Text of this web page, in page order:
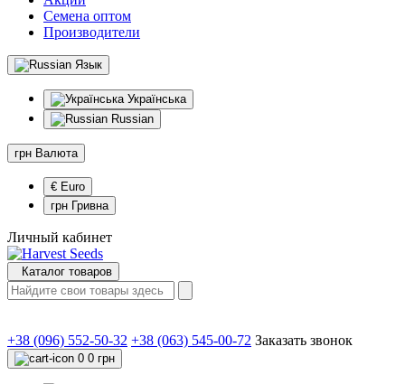
Семена оптом
Производители
Язык
Українська
Russian
грн Валюта
€ Euro
грн Гривна
Личный кабинет
Каталог товаров
+38 (096) 552-50-32 +38 (063) 545-00-72 Заказать звонок
0 0 грн